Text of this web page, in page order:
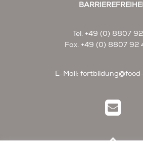
Tel. +49 (0) 8807
Fax. +49 (0) 8807 92
E-Mail: